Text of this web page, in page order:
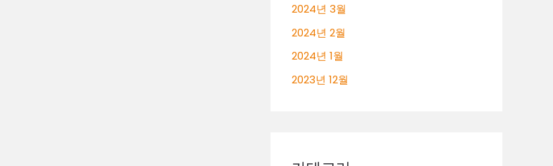
2024년 3월
2024년 2월
2024년 1월
2023년 12월